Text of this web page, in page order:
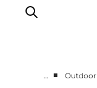
… ■ Outdoor